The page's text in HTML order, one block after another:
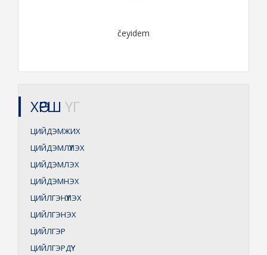
čeyidem
ХӨРШ ҮГ
ЦИЙДЭМЖИХ
ЦИЙДЭМЛҮҮЛЭХ
ЦИЙДЭМЛЭХ
ЦИЙДЭМНЭХ
ЦИЙЛГЭНҮҮЛЭХ
ЦИЙЛГЭНЭХ
ЦИЙЛГЭР
ЦИЙЛГЭРДҮҮ